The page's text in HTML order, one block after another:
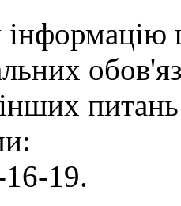
інших
19.